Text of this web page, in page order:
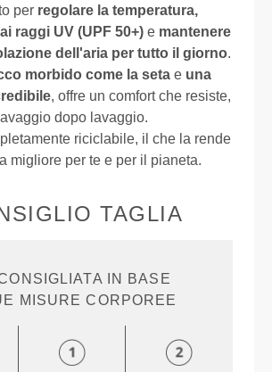
per regolare la temperatura,
raggi UV (UPF 50+) e mantenere
dell'aria per tutto il giorno.
morbido come la setae una
, offre un comfort che resiste,
lavaggio dopo lavaggio.
riciclabile, il che la rende
migliore per te e per il pianeta.
TAGLIA
IN BASE
MISURE CORPOREE